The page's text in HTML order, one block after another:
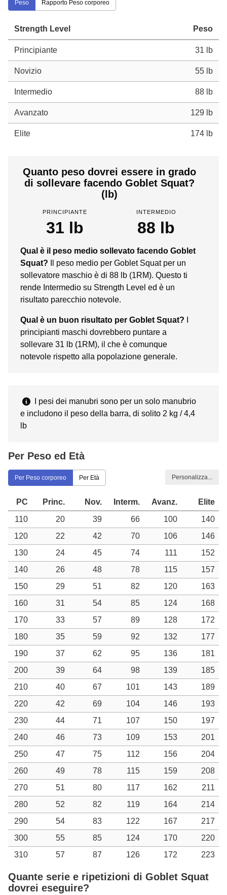
Peso Rapporto Peso corporeo
Strength Level Peso
Principiante 31 lb
Novizio 55 lb
Intermedio 88 lb
Avanzato 129 lb
Elite 174 lb
Quanto peso dovrei essere in grado
di sollevare facendo Goblet Squat?
(lb)
PRINCIPIANTE
31 lb
INTERMEDIO
88 lb
Qual è il peso medio sollevato facendo Goblet
Squat?
Il peso medio per Goblet Squat per un
sollevatore maschio è di 88 lb (1RM). Questo ti
rende Intermedio su Strength Level ed è un
risultato parecchio notevole.
Qual è un buon risultato per Goblet Squat?
principianti maschi dovrebbero puntare a
sollevare 31 lb (1RM), il che è comunque
notevole rispetto alla popolazione generale.
I pesi dei manubri sono per un solo manubrio
e includono il peso della barra, di solito 2 kg / 4,4
lb
Per Peso ed Età
Per Peso corporeo Per Età Personalizza...
PC Princ. Nov. Interm. Avanz.
Elite
110
20 39 66 100
140
120
22 42 70 106
146
130
24 45 74 111
152
140
26 48 78 115
157
150
29 51 82 120
163
160
31 54 85 124
168
170
33 57 89 128
172
180
35 59 92 132
177
190
37 62 95 136
181
200
39 64 98 139
185
210
40 67 101 143
189
220
42 69 104 146
193
230
44 71 107 150
197
240
46 73 109 153
201
250
47 75 112 156
204
260
49 78 115 159
208
270
51 80 117 162
211
280
52 82 119 164
214
290
54 83 122 167
217
300
55 85 124 170
220
310
57 87 126 172 223
Quante serie e ripetizioni di Goblet Squat
dovrei eseguire?